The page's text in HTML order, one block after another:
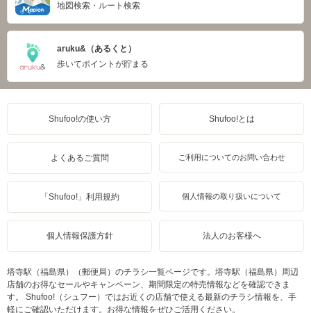
地図検索・ルート検索
aruku&（あるくと）
歩いてポイントが貯まる
Shufoo!の使い方 Shufoo!とは
よくあるご質問 ご利用についてのお問い合わせ
「Shufoo!」利用規約 個人情報の取り扱いについて
個人情報保護方針 法人のお客様へ
塔寺駅（福島県）（郵便局）のチラシ一覧ページです。塔寺駅（福島県）周辺
店舗のお得なセールやキャンペーン、期間限定の特売情報などを確認できま
す。 Shufoo!（シュフー）ではお近くの店舗で使える最新のチラシ情報を、手
軽にご確認いただけます。お得な情報をぜひご活用ください。